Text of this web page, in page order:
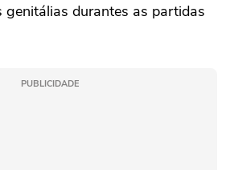
genitálias durantes as partidas
PUBLICIDADE